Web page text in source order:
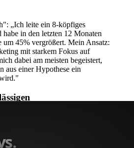
„Ich leite ein 8-köpfiges
in den letzten 12 Monaten
um 45% vergrößert. Mein Ansatz:
mit starkem Fokus auf
dabei am meisten begeistert,
aus einer Hypothese ein
dein LinkedIn-Profil prüfen. Ein leeres
und wirft Fragen auf.